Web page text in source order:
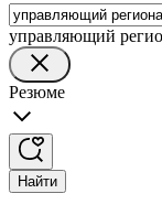
управляющий
Резюме
Найти